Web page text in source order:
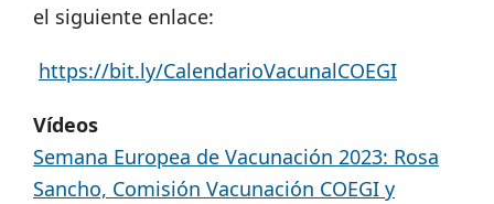
el siguiente enlace:
https://bit.ly/CalendarioVacunalCOEGI
Vídeos
Semana Europea de Vacunación 2023: Rosa
Sancho, Comisión Vacunación COEGI y